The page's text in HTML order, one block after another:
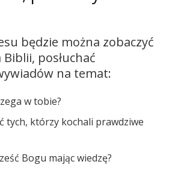
będzie można zobaczyć
posłuchać
na temat:
w tobie?
tych, którzy kochali prawdziwe
Bogu mając wiedzę?